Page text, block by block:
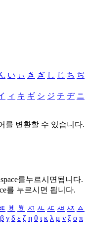
い ぃ き ぎ し じ ち ぢ
ィ キ ギ シ ジ チ ヂ ニ
를 변환할 수 있습니다.
를누르시면됩니다.
를 누르시면 됩니다.
ㅸ ㅹ ㅺ ㅻ ㅼ ㅽ ㅾ ㅿ
β γ δ ε ζ η θ ι κ λ μ ν ξ ο π